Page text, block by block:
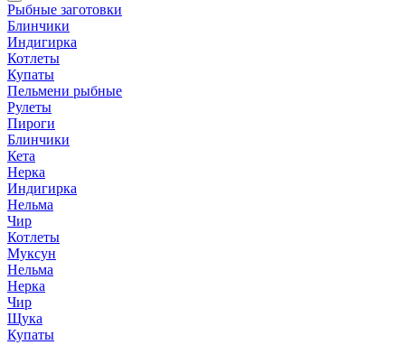
Рыбные заготовки
Блинчики
Индигирка
Котлеты
Купаты
Пельмени рыбные
Рулеты
Пироги
Блинчики
Кета
Нерка
Индигирка
Нельма
Чир
Котлеты
Муксун
Нельма
Нерка
Чир
Щука
Купаты